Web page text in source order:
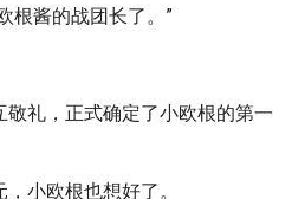
根酱的战团长了。”
礼，正式确定了小欧根的第一
小欧根也想好了。